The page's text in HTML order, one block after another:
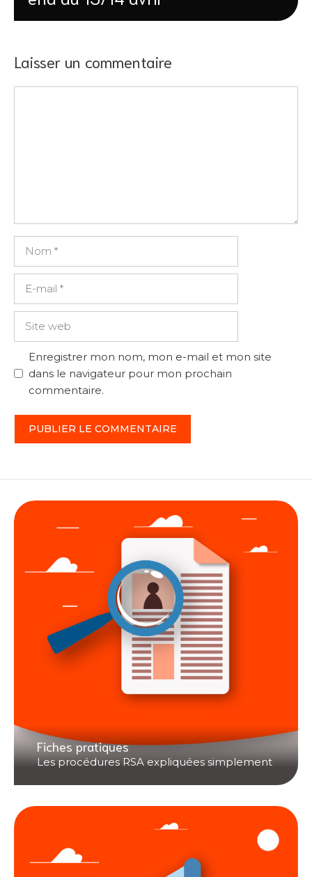
Laisser un commentaire
Enregistrer mon nom, mon e-mail et mon site
dans le navigateur pour mon prochain
commentaire.
Fiches pratiques
Les procédures RSA expliquées simplement